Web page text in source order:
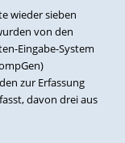
wieder sieben
von den
Eingabe-System
zur Erfassung
davon drei aus